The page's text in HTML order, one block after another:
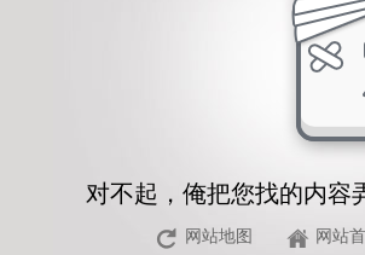
对不起，俺把您找的内容
网站地图 网站